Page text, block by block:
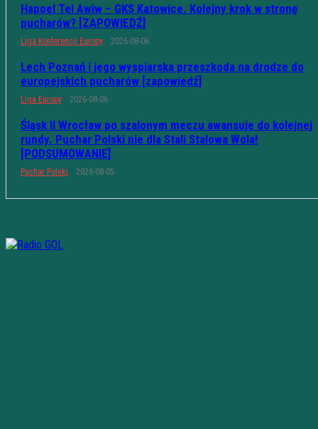
Hapoel Tel Awiw – GKS Katowice. Kolejny krok w stronę
pucharów? [ZAPOWIEDŹ]
Liga Konferencji Europy 2026-08-06
Lech Poznań i jego wyspiarska przeszkoda na drodze do
europejskich pucharów [zapowiedź]
Liga Europy 2026-08-06
Śląsk II Wrocław po szalonym meczu awansuje do kolejnej
rundy. Puchar Polski nie dla Stali Stalowa Wola!
[PODSUMOWANIE]
Puchar Polski 2026-08-05